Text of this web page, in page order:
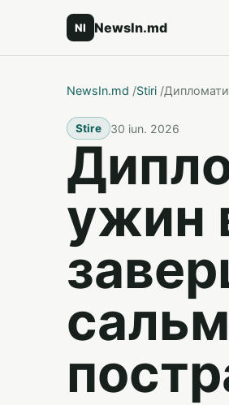
NI NewsIn.md
NewsIn.md /Stiri /
Stire 30 iun. 2026
ужин